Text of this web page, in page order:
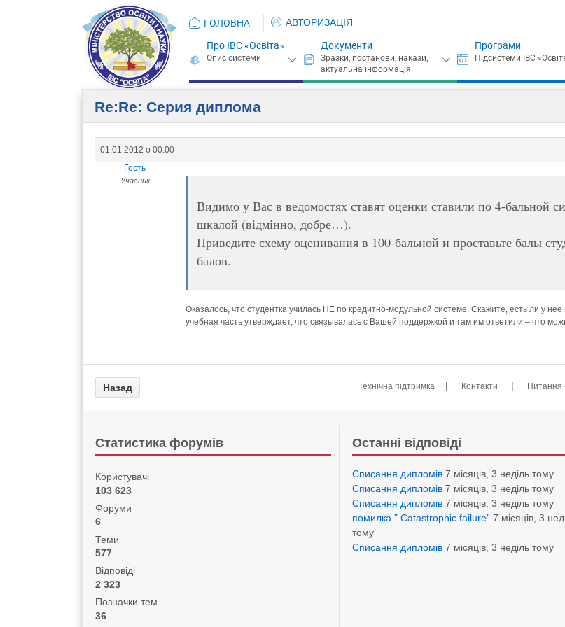
ГОЛОВНА АВТОРИЗАЦІЯ
Про ІВС «Освіта» Документи Програми
Re:Re: Серия диплома
01.01.2012 о 00:00
Гость
Учасник
Видимо у Вас в ведомостях ставят оценки ставили по 4-бальной
шкалой (відмінно, добре…).
Приведите схему оценивания в 100-бальной и проставьте балы
балов.
Оказалось, что студентка училась НЕ по кредитно-модульной системе. Скажите, есть ли у
учебная часть утверждает, что связывалась с Вашей поддержкой и там им ответили – что
Технічна підтримка | Контакти | Питання
Статистика форумів
Користувачі
103 623
Форуми
6
Теми
577
Відповіді
2 323
Позначки тем
36
Останні відповіді
Списання дипломів 7 місяців, 3 неділь тому
Списання дипломів 7 місяців, 3 неділь тому
Списання дипломів 7 місяців, 3 неділь тому
помилка ” Catastrophic failure” 7 місяців, 3
тому
Списання дипломів 7 місяців, 3 неділь тому